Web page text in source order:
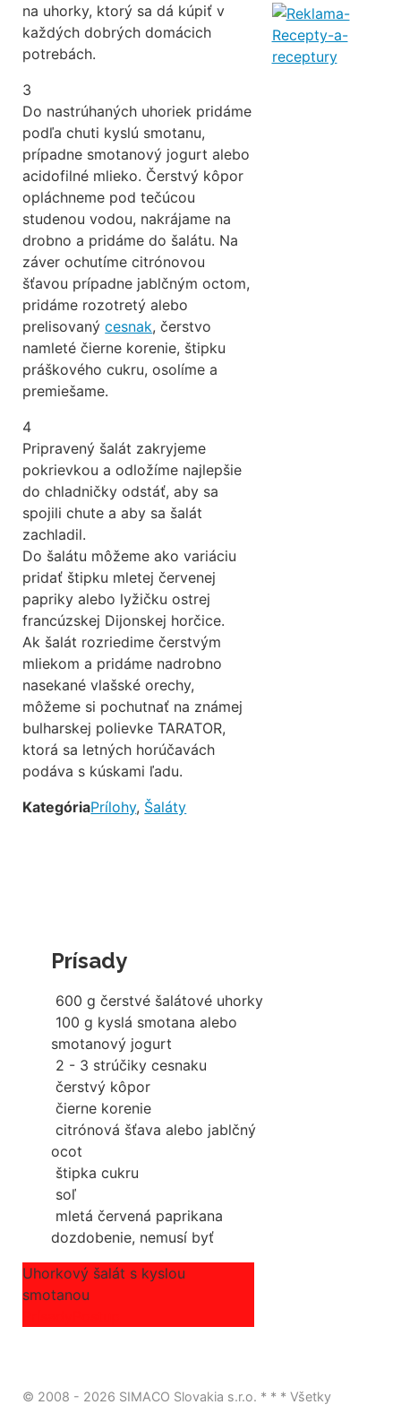
na uhorky, ktorý sa dá kúpiť v
každých dobrých domácich
potrebách.
3
Do nastrúhaných uhoriek pridáme
podľa chuti kyslú smotanu,
prípadne smotanový jogurt alebo
acidofilné mlieko. Čerstvý kôpor
opláchneme pod tečúcou
studenou vodou, nakrájame na
drobno a pridáme do šalátu. Na
záver ochutíme citrónovou
šťavou prípadne jablčným octom,
pridáme rozotretý alebo
prelisovanýcesnak, čerstvo
namleté čierne korenie, štipku
práškového cukru, osolíme a
premiešame.
4
Pripravený šalát zakryjeme
pokrievkou a odložíme najlepšie
do chladničky odstáť, aby sa
spojili chute a aby sa šalát
zachladil.
Do šalátu môžeme ako variáciu
pridať štipku mletej červenej
papriky alebo lyžičku ostrej
francúzskej Dijonskej horčice.
Ak šalát rozriedime čerstvým
mliekom a pridáme nadrobno
nasekané vlašské orechy,
môžeme si pochutnať na známej
bulharskej polievke TARATOR,
ktorá sa letných horúčavách
podáva s kúskami ľadu.
KategóriaPrílohy, Šaláty
Prísady
600 g čerstvé šalátové uhorky
100 g kyslá smotana alebo
smotanový jogurt
2 - 3 strúčiky cesnaku
čerstvý kôpor
čierne korenie
citrónová šťava alebo jablčný
ocot
štipka cukru
soľ
mletá červená paprikana
dozdobenie, nemusí byť
Uhorkový šalát s kyslou
smotanou
© 2008 - 2026 SIMACO Slovakia s.r.o. * * * Všetky